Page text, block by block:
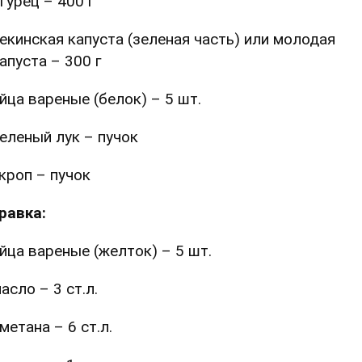
капуста (зеленая часть) или молодая
– 300 г
вареные (белок) – 5 шт.
лук – пучок
– пучок
вареные (желток) – 5 шт.
– 3 ст.л.
– 6 ст.л.